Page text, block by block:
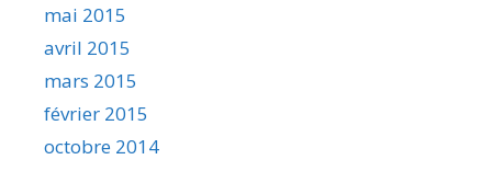
mai 2015
avril 2015
mars 2015
février 2015
octobre 2014